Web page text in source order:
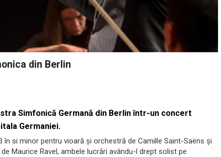
din Berlin
Simfonică Germană din Berlin într-un concert
Germaniei.
si minor pentru vioară și orchestră de Camille Saint-Saëns și
Maurice Ravel, ambele lucrări avându-l drept solist pe